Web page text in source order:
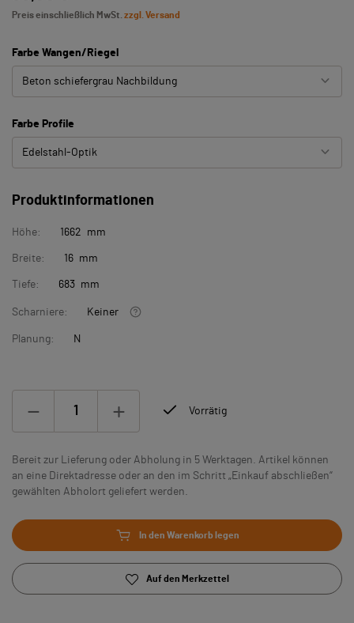
Preis einschließlich MwSt. zzgl. Versand
Farbe Wangen/Riegel
Beton schiefergrau Nachbildung
Farbe Profile
Edelstahl-Optik
Produktinformationen
Höhe: 1662 mm
Breite: 16 mm
Tiefe: 683 mm
Scharniere: Keiner
Planung: N
Vorrätig
Bereit zur Lieferung oder Abholung in 5 Werktagen. Artikel können
an eine Direktadresse oder an den im Schritt „Einkauf abschließen“
gewählten Abholort geliefert werden.
In den Warenkorb legen
Auf den Merkzettel